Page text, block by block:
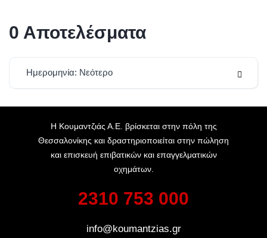
0 Αποτελέσματα
Ημερομηνία: Νεότερο
Η Κουμαντζιάς Α.Ε. βρίσκεται στην πόλη της
Θεσσαλονίκης και δραστηριοποιείται στην πώληση
και επισκευή επιβατικών και επαγγελματικών
οχημάτων.
2310 753 000
info@koumantzias.gr